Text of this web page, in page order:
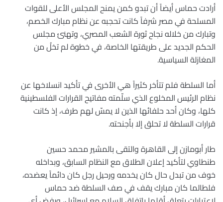
أرادت حماس أيضاً أن تبدو كمن يمنح المجلس الأعلى للقوات
المسلحة في مصر شرفاً كانت تحجبه عن نظام مبارك الخصم،
وتبارك من خلاله نجاح ثورة الشعب المصري، وتهنئ مجلس
الحكم الجديد على طريقتها الخاصة، في خطوة لم تخلُ من
المغازلة السياسية.
أما السلطة فلم تتأخر كثيراً هي الأخرى في تأكيد انسلاخها عن
نظام الرئيس المخلوع الذي سلّمته مفاتيح القرارات الفلسطينية
كلها، وكان أحد حلفائها الذين لا يمسّ لهم طرف، إذ كانت
قرارات السلطة لا تحلق إلا بأجنحته.
طار أبومازن إلى القاهرة والتقى بالمشير محمد حسين
طنطاوي لتأكيد إعلان الطلاق مع النظام السابق، وبداخله
خوف من تبدل حال كان يخدمه ورحيل رجل كان دائماً يعضده،
فلطالما كان مبارك يقف في صف السلطة ضد حماس